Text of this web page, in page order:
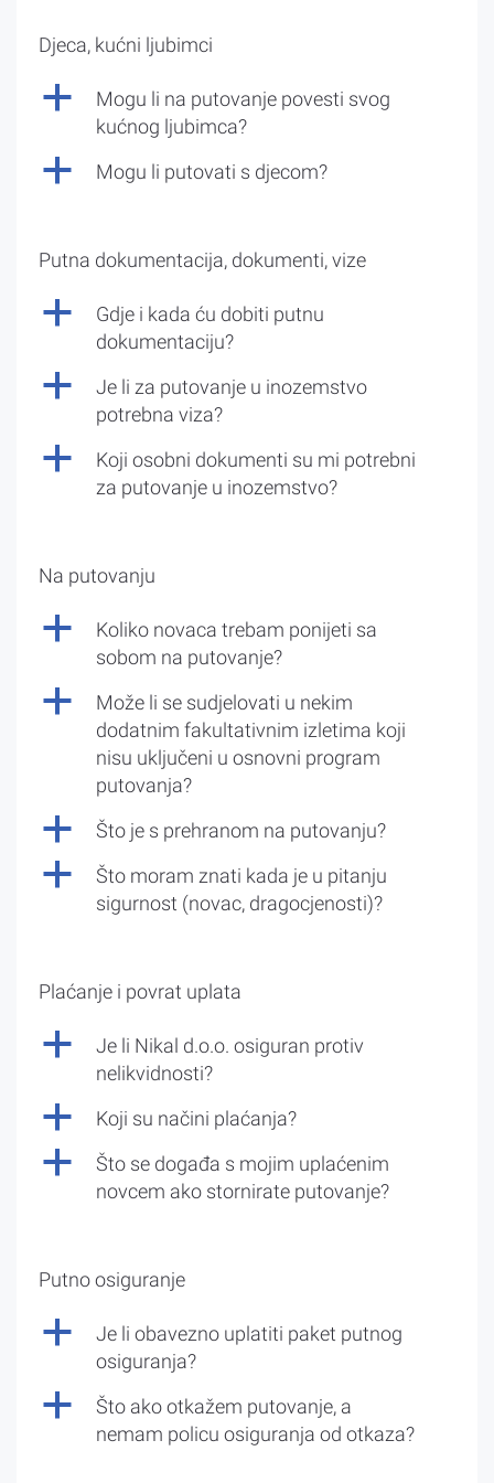
Djeca, kućni ljubimci
a
Mogu li na putovanje povesti svog
kućnog ljubimca?
a Mogu li putovati s djecom?
Putna dokumentacija, dokumenti, vize
a
Gdje i kada ću dobiti putnu
dokumentaciju?
a
Je li za putovanje u inozemstvo
potrebna viza?
a
Koji osobni dokumenti su mi potrebni
za putovanje u inozemstvo?
Na putovanju
a
Koliko novaca trebam ponijeti sa
sobom na putovanje?
a
Može li se sudjelovati u nekim
dodatnim fakultativnim izletima koji
nisu uključeni u osnovni program
putovanja?
a Što je s prehranom na putovanju?
a
Što moram znati kada je u pitanju
sigurnost (novac, dragocjenosti)?
Plaćanje i povrat uplata
a
Je li Nikal d.o.o. osiguran protiv
nelikvidnosti?
a Koji su načini plaćanja?
a
Što se događa s mojim uplaćenim
novcem ako stornirate putovanje?
Putno osiguranje
a
Je li obavezno uplatiti paket putnog
osiguranja?
a
Što ako otkažem putovanje, a
nemam policu osiguranja od otkaza?